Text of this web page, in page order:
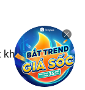
bạn chết.